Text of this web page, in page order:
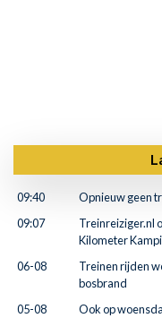
09:40
Opnieuw geen
09:07
Treinreiziger.nl
Kilometer
06-08
Treinen rijden
bosbrand
05-08
Ook op